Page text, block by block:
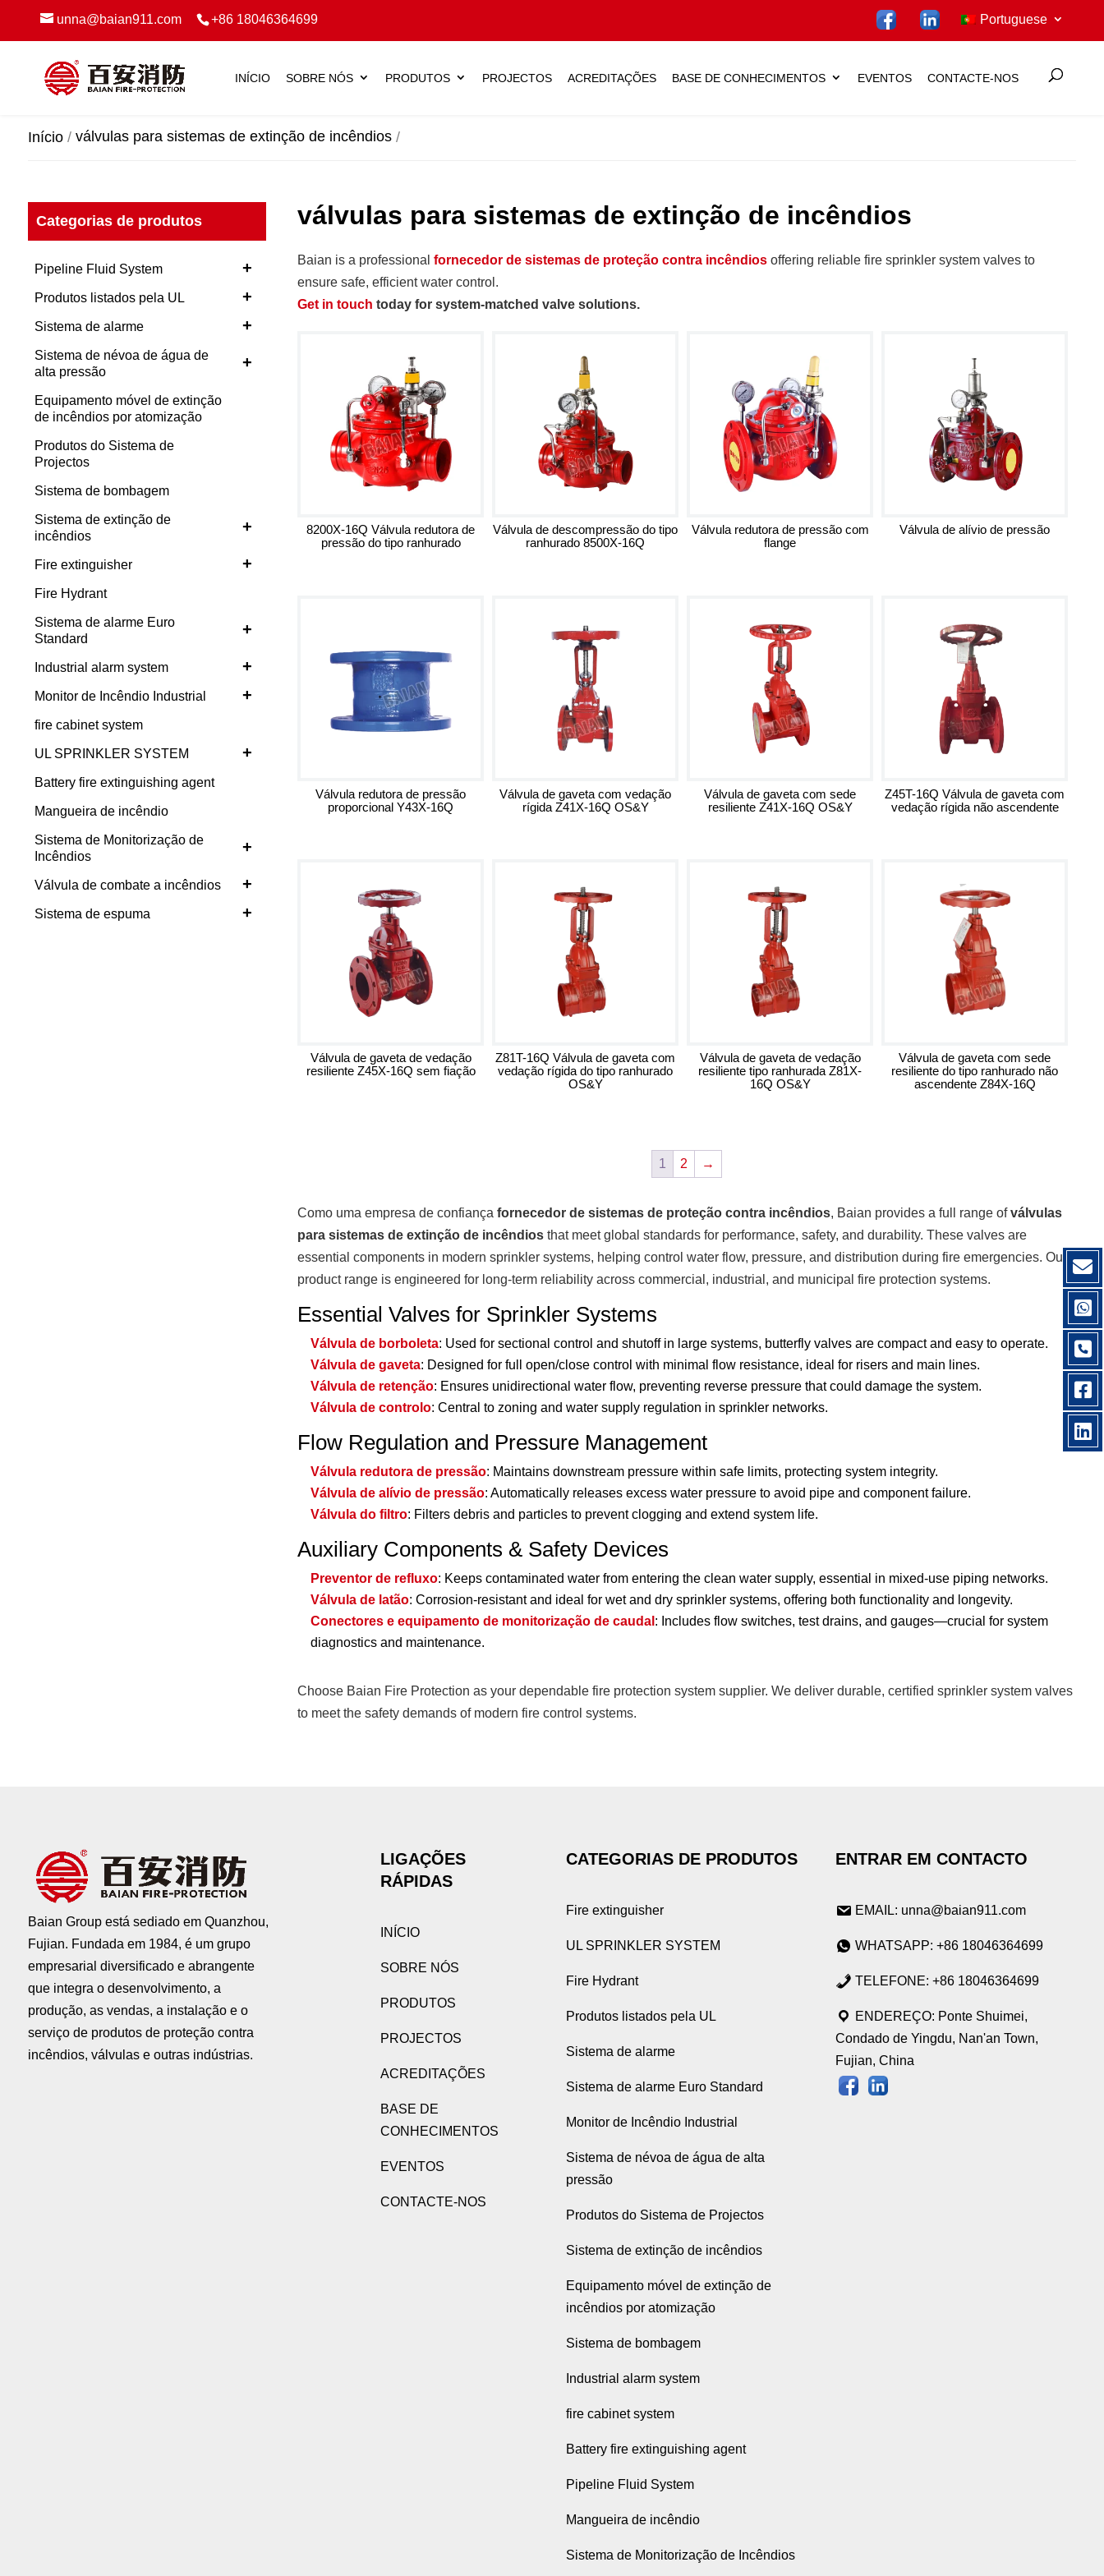
unna@baian911.com +86 18046364699 Portuguese
INÍCIO SOBRE NÓS PRODUTOS PROJECTOS ACREDITAÇÕES BASE DE CONHECIMENTOS EVENTOS CONTACTE-NOS
Início válvulas para sistemas de extinção de incêndios
Categorias de produtos
+
Pipeline Fluid System
+
Produtos listados pela UL
+
Sistema de alarme
+
Sistema de névoa de água de
alta pressão
Equipamento móvel de extinção
de incêndios por atomização
Produtos do Sistema de
Projectos
Sistema de bombagem
+
Sistema de extinção de
incêndios
+
Fire extinguisher
Fire Hydrant
+
Sistema de alarme Euro
Standard
+
Industrial alarm system
+
Monitor de Incêndio Industrial
fire cabinet system
+
UL SPRINKLER SYSTEM
Battery fire extinguishing agent
Mangueira de incêndio
+
Sistema de Monitorização de
Incêndios
+
Válvula de combate a incêndios
+
Sistema de espuma
válvulas para sistemas de extinção de incêndios
Baian is a professionalfornecedor de sistemas de proteção contra incêndios offering reliable fire sprinkler system valves to
ensure safe, efficient water control.
Get in touch today for system-matched valve solutions.
8200X-16Q Válvula redutora de
pressão do tipo ranhurado
Válvula de descompressão do tipo
ranhurado 8500X-16Q
Válvula redutora de pressão com
flange
Válvula de alívio de pressão
Válvula redutora de pressão
proporcional Y43X-16Q
Válvula de gaveta com vedação
rígida Z41X-16Q OS&Y
Válvula de gaveta com sede
resiliente Z41X-16Q OS&Y
Z45T-16Q Válvula de gaveta com
vedação rígida não ascendente
Válvula de gaveta de vedação
resiliente Z45X-16Q sem fiação
Z81T-16Q Válvula de gaveta com
vedação rígida do tipo ranhurado
OS&Y
Válvula de gaveta de vedação
resiliente tipo ranhurada Z81X-
16Q OS&Y
Válvula de gaveta com sede
resiliente do tipo ranhurado não
ascendente Z84X-16Q
1 2 →
Como uma empresa de confiançafornecedor de sistemas de proteção contra incêndios, Baian provides a full range ofválvulas
para sistemas de extinção de incêndios that meet global standards for performance, safety, and durability. These valves are
essential components in modern sprinkler systems, helping control water flow, pressure, and distribution during fire emergencies. Our
product range is engineered for long-term reliability across commercial, industrial, and municipal fire protection systems.
Essential Valves for Sprinkler Systems
Válvula de borboleta: Used for sectional control and shutoff in large systems, butterfly valves are compact and easy to operate.
Válvula de gaveta: Designed for full open/close control with minimal flow resistance, ideal for risers and main lines.
Válvula de retenção: Ensures unidirectional water flow, preventing reverse pressure that could damage the system.
Válvula de controlo: Central to zoning and water supply regulation in sprinkler networks.
Flow Regulation and Pressure Management
Válvula redutora de pressão: Maintains downstream pressure within safe limits, protecting system integrity.
Válvula de alívio de pressão: Automatically releases excess water pressure to avoid pipe and component failure.
Válvula do filtro: Filters debris and particles to prevent clogging and extend system life.
Auxiliary Components & Safety Devices
Preventor de refluxo: Keeps contaminated water from entering the clean water supply, essential in mixed-use piping networks.
Válvula de latão: Corrosion-resistant and ideal for wet and dry sprinkler systems, offering both functionality and longevity.
Conectores e equipamento de monitorização de caudal : Includes flow switches, test drains, and gauges—crucial for system
diagnostics and maintenance.
Choose Baian Fire Protection as your dependable fire protection system supplier. We deliver durable, certified sprinkler system valves
to meet the safety demands of modern fire control systems.
Baian Group está sediado em Quanzhou,
Fujian. Fundada em 1984, é um grupo
empresarial diversificado e abrangente
que integra o desenvolvimento, a
produção, as vendas, a instalação e o
serviço de produtos de proteção contra
incêndios, válvulas e outras indústrias.
LIGAÇÕES
RÁPIDAS
INÍCIO
SOBRE NÓS
PRODUTOS
PROJECTOS
ACREDITAÇÕES
BASE DE
CONHECIMENTOS
EVENTOS
CONTACTE-NOS
CATEGORIAS DE PRODUTOS
Fire extinguisher
UL SPRINKLER SYSTEM
Fire Hydrant
Produtos listados pela UL
Sistema de alarme
Sistema de alarme Euro Standard
Monitor de Incêndio Industrial
Sistema de névoa de água de alta
pressão
Produtos do Sistema de Projectos
Sistema de extinção de incêndios
Equipamento móvel de extinção de
incêndios por atomização
Sistema de bombagem
Industrial alarm system
fire cabinet system
Battery fire extinguishing agent
Pipeline Fluid System
Mangueira de incêndio
Sistema de Monitorização de Incêndios
ENTRAR EM CONTACTO
EMAIL: unna@baian911.com
WHATSAPP: +86 18046364699
TELEFONE: +86 18046364699
ENDEREÇO: Ponte Shuimei,
Condado de Yingdu, Nan'an Town,
Fujian, China